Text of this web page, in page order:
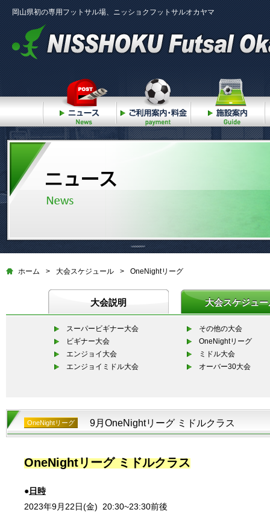
岡山県初の専用フットサル場、ニッショクフットサルオカヤマ
ニュース ご利用案内・料金
ホーム > 大会スケジュール > OneNightリーグ
大会説明 大会スケジュー
スーパービギナー大会
ビギナー大会
エンジョイ大会
エンジョイミドル大会
その他の大会
OneNightリーグ
ミドル大会
オーバー30大会
OneNightリーグ 9月OneNightリーグ ミドルクラス
OneNightリーグ ミドルクラス
●日時
2023年9月22日(金)
20:30~23:30前後